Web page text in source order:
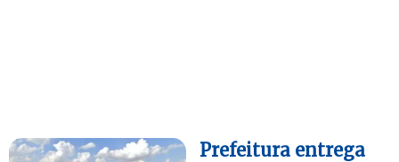
Prefeitura entrega